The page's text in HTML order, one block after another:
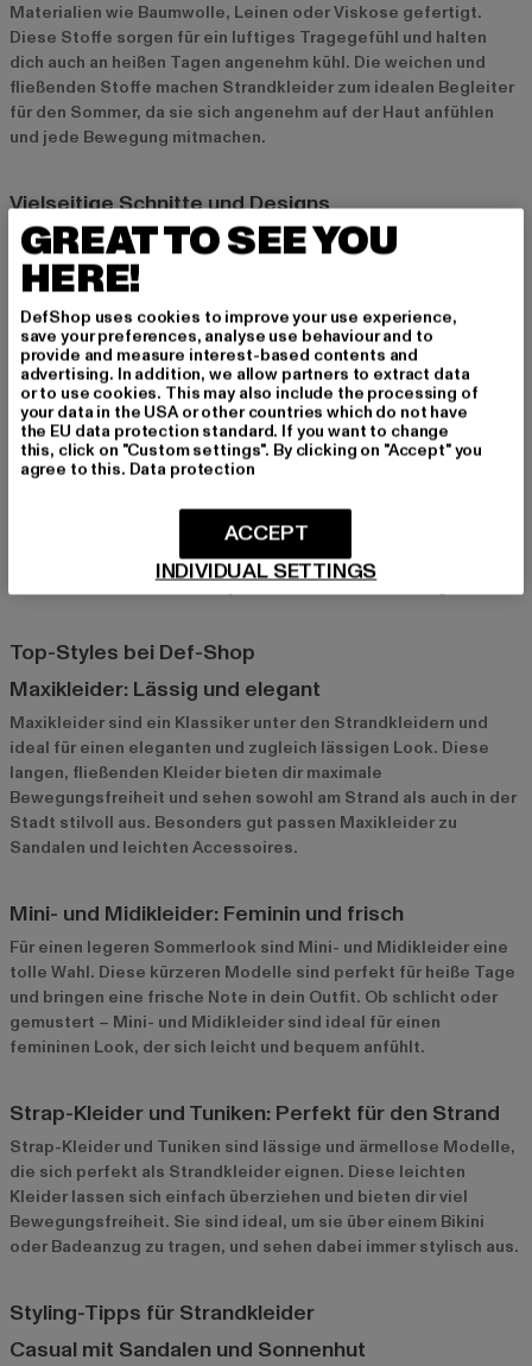
Materialien wie Baumwolle, Leinen oder Viskose gefertigt.
Diese Stoffe sorgen für ein luftiges Tragegefühl und halten
dich auch an heißen Tagen angenehm kühl. Die weichen und
fließenden Stoffe machen Strandkleider zum idealen Begleiter
für den Sommer, da sie sich angenehm auf der Haut anfühlen
und jede Bewegung mitmachen.
Vielseitige Schnitte und Designs
Von langen Maxikleidern über sportliche Minikleider bis hin zu
trendigen Midikleidern – die Vielfalt an Strandkleidern lässt
keine Wünsche offen. Ob du einen lässigen oder eleganten
Look bevorzugst, bei den unterschiedlichen Schnitten und
Designs findest du sicher das passende Kleid für deinen Stil.
So ist für jede Figur und jeden Geschmack das perfekte
Strandkleid dabei.
Strand- und Alltagsbegleiter in einem
Ein weiterer Vorteil von Strandkleidern ist ihre Vielseitigkeit.
Sie eignen sich nicht nur perfekt für den Strand, sondern lassen
sich auch problemlos in der Stadt tragen. Kombiniert mit
passenden Accessoires und Schuhen wird das Strandkleid im
Handumdrehen zu einem stylishen Outfit für den Alltag.
Top-Styles bei Def-Shop
Maxikleider: Lässig und elegant
Maxikleider sind ein Klassiker unter den Strandkleidern und
ideal für einen eleganten und zugleich lässigen Look. Diese
langen, fließenden Kleider bieten dir maximale
Bewegungsfreiheit und sehen sowohl am Strand als auch in der
Stadt stilvoll aus. Besonders gut passen Maxikleider zu
Sandalen und leichten Accessoires.
Mini- und Midikleider: Feminin und frisch
Für einen legeren Sommerlook sind Mini- und Midikleider eine
tolle Wahl. Diese kürzeren Modelle sind perfekt für heiße Tage
und bringen eine frische Note in dein Outfit. Ob schlicht oder
gemustert – Mini- und Midikleider sind ideal für einen
femininen Look, der sich leicht und bequem anfühlt.
Strap-Kleider und Tuniken: Perfekt für den Strand
Strap-Kleider und Tuniken sind lässige und ärmellose Modelle,
die sich perfekt als Strandkleider eignen. Diese leichten
Kleider lassen sich einfach überziehen und bieten dir viel
Bewegungsfreiheit. Sie sind ideal, um sie über einem Bikini
oder Badeanzug zu tragen, und sehen dabei immer stylisch aus.
Styling-Tipps für Strandkleider
Casual mit Sandalen und Sonnenhut
GREAT TO SEE YOU
HERE!
DefShop uses cookies to improve your use experience,
save your preferences, analyse use behaviour and to
provide and measure interest-based contents and
advertising. In addition, we allow partners to extract data
or to use cookies. This may also include the processing of
your data in the USA or other countries which do not have
the EU data protection standard. If you want to change
this, click on "Custom settings". By clicking on "Accept" you
agree to this. Data protection
INDIVIDUAL SETTINGS
ACCEPT